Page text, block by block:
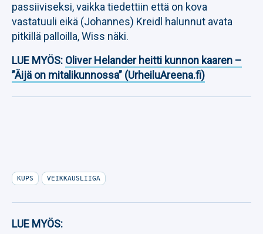
passiiviseksi, vaikka tiedettiin että on kova
vastatuuli eikä (Johannes) Kreidl halunnut avata
pitkillä palloilla, Wiss näki.
LUE MYÖS: Oliver Helander heitti kunnon kaaren –
”Äijä on mitalikunnossa” (UrheiluAreena.fi)
KUPS VEIKKAUSLIIGA
LUE MYÖS: